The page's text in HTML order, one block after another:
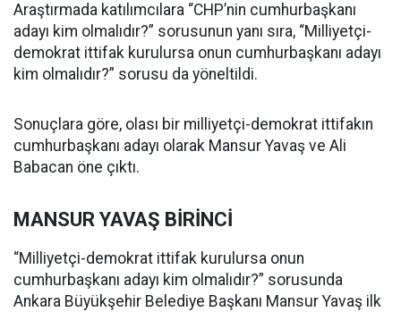
Araştırmada katılımcılara “CHP’nin cumhurbaşkanı
adayı kim olmalıdır?” sorusunun yanı sıra, “Milliyetçi-
demokrat ittifak kurulursa onun cumhurbaşkanı adayı
kim olmalıdır?” sorusu da yöneltildi.
Sonuçlara göre, olası bir milliyetçi-demokrat ittifakın
cumhurbaşkanı adayı olarak Mansur Yavaş ve Ali
Babacan öne çıktı.
MANSUR YAVAŞ BİRİNCİ
“Milliyetçi-demokrat ittifak kurulursa onun
cumhurbaşkanı adayı kim olmalıdır?” sorusunda
Ankara Büyükşehir Belediye Başkanı Mansur Yavaş ilk